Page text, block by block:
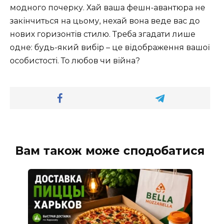
модного почерку. Хай ваша фешн-авантюра не
закінчиться на цьому, нехай вона веде вас до
нових горизонтів стилю. Треба згадати лише
одне: будь-який вибір – це відображення вашої
особистості. То любов чи війна?
Вам також може сподобатися